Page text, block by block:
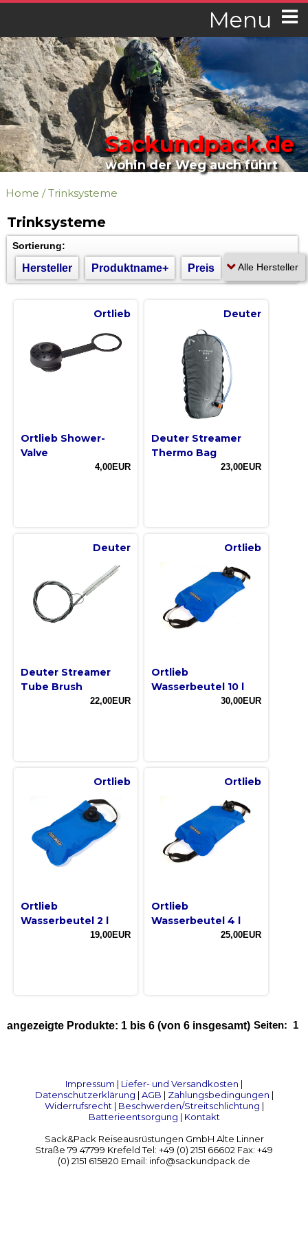
Menu
Sackundpack.de
wohin der Weg auch führt
Home /Trinksysteme
Trinksysteme
Sortierung:
Hersteller Produktname+ Preis
Ortlieb
Ortlieb Shower-
Valve
4,00EUR
Deuter
Deuter Streamer
Thermo Bag
23,00EUR
Deuter
Deuter Streamer
Tube Brush
22,00EUR
Ortlieb
Ortlieb
Wasserbeutel 10 l
30,00EUR
Ortlieb
Ortlieb
Wasserbeutel 2 l
19,00EUR
Ortlieb
Ortlieb
Wasserbeutel 4 l
25,00EUR
Seiten: 1
angezeigte Produkte: 1 bis 6 (von 6 insgesamt)
Impressum | Liefer- und Versandkosten |
Datenschutzerklärung | AGB | Zahlungsbedingungen |
Widerrufsrecht| Beschwerden/Streitschlichtung |
Batterieentsorgung | Kontakt
Sack&Pack Reiseausrüstungen GmbH Alte Linner
Straße 79 47799 Krefeld Tel: +49 (0) 2151 66602 Fax: +49
(0) 2151 615820 Email: info@sackundpack.de